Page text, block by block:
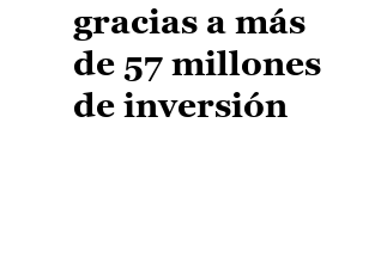
gracias a más
de 57 millones
de inversión